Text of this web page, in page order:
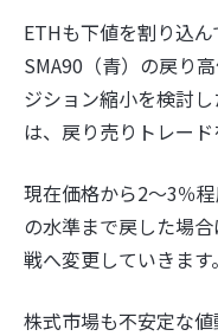
ETHも下値を割り込
SMA90（青）の戻り
ジション縮小を検討
は、戻り売りトレー
現在価格から2〜3％
の水準まで戻した場
戦へ変更していきます。
株式市場も不安定な